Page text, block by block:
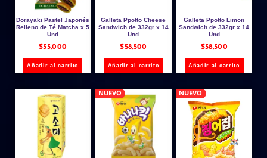
Dorayaki Pastel Japonés
Relleno de Té Matcha x 5
Und
$55,000
Añadir al carrito
Galleta Ppotto Cheese
Sandwich de 332gr x 14
Und
$58,500
Añadir al carrito
Galleta Ppotto Limon
Sandwich de 332gr x 14
Und
$58,500
Añadir al carrito
NUEVO NUEVO